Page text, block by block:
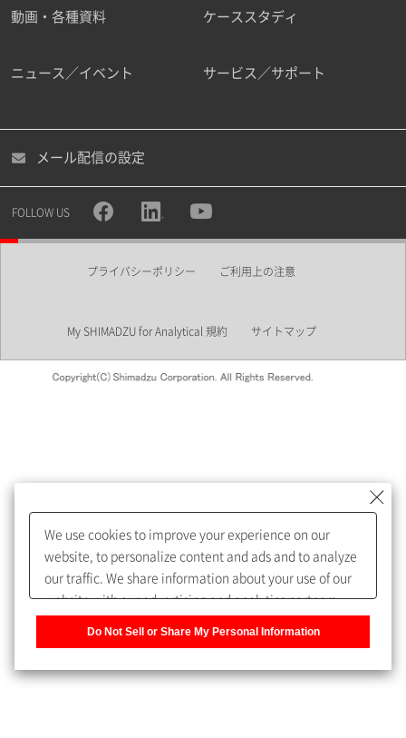
職種
めします。
My SHIMADZU for Analyticalへ登録いただくと、技術情報や
取扱説明書・Webinarなどの閲覧ができます。
うになります。
動画・各種資料 ケーススタディ
ニュース／イベント サービス／サポート
メール配信の設定
FOLLOW US
プライバシーポリシー ご利用上の注意
My SHIMADZU for Analytical 規約 サイトマップ
We use cookies to improve your experience on our
website, to personalize content and ads and to analyze
our traffic. We share information about your use of our
website with our advertising and analytics partners,
Do Not Sell or Share My Personal Information